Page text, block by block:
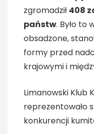
zgromadził 408
państw. Było to
obsadzone,
formy przed
krajowymi i
Limanowski Klub
reprezentowało
konkurencji